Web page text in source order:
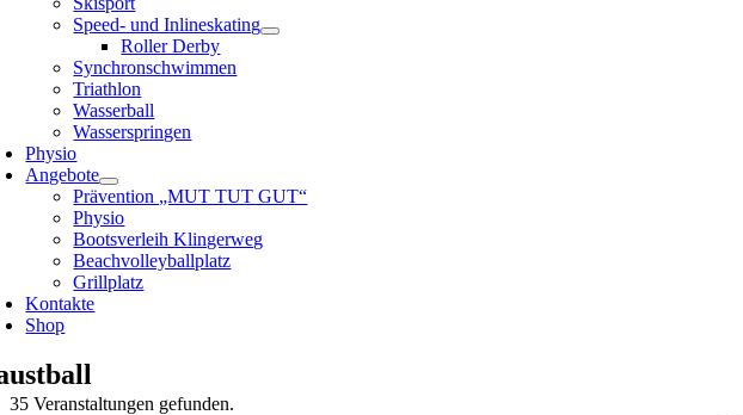
Speed- und Inlineskating
Roller Derby
Synchronschwimmen
Triathlon
Wasserball
Wasserspringen
Physio
Angebote
Prävention „MUT TUT GUT“
Physio
Bootsverleih Klingerweg
Beachvolleyballplatz
Grillplatz
Kontakte
Shop
35 Veranstaltungen gefunden.